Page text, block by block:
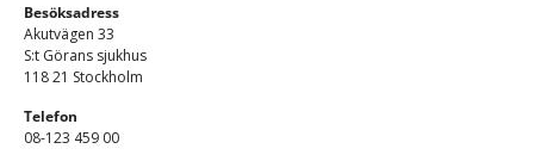
Besöksadress
Akutvägen 33
S:t Görans sjukhus
118 21 Stockholm
Telefon
08-123 459 00